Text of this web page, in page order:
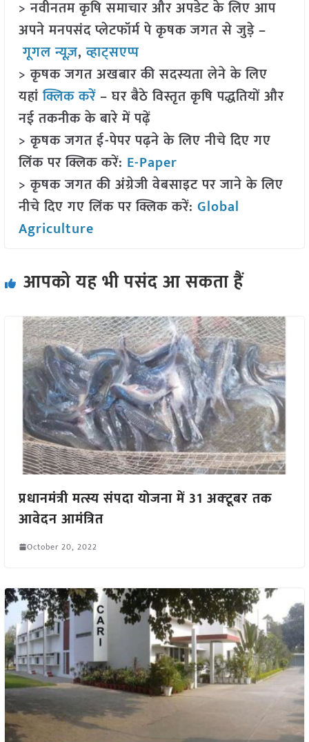
> नवीनतम कृषि समाचार और अपडेट के लिए आप
अपने मनपसंद प्लेटफॉर्म पे कृषक जगत से जुड़े –
गूगल न्यूज़,व्हाट्सएप्प
> कृषक जगत अखबार की सदस्यता लेने के लिए
यहांक्लिक करें– घर बैठे विस्तृत कृषि पद्धतियों और
नई तकनीक के बारे में पढ़ें
> कृषक जगत ई-पेपर पढ़ने के लिए नीचे दिए गए
लिंक पर क्लिक करें: E-Paper
> कृषक जगत की अंग्रेजी वेबसाइट पर जाने के लिए
नीचे दिए गए लिंक पर क्लिक करें: Global
Agriculture
आपको यह भी पसंद आ सकता हैं
प्रधानमंत्री मत्स्य संपदा योजना में 31 अक्‍टूबर तक
आवेदन आमंत्रित
October 20, 2022